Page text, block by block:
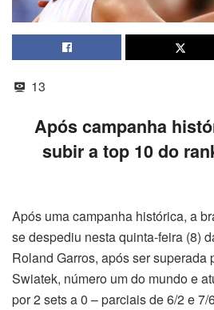
13
Após campanha
subir a top 10 do
Após uma campanha histórica, a
se despediu nesta quinta-feira (8)
Roland Garros, após ser superada
Swiatek, número um do mundo e
por 2 sets a 0 – parciais de 6/2 e 7/